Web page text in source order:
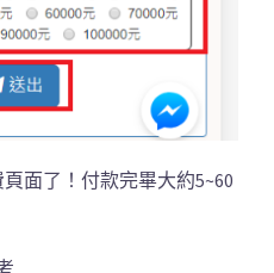
面了！付款完畢大約5~60